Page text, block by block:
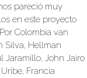
pareció muy
en este proyecto
Colombia van
Silva, Hellman
Jaramillo, John Jairo
Francia